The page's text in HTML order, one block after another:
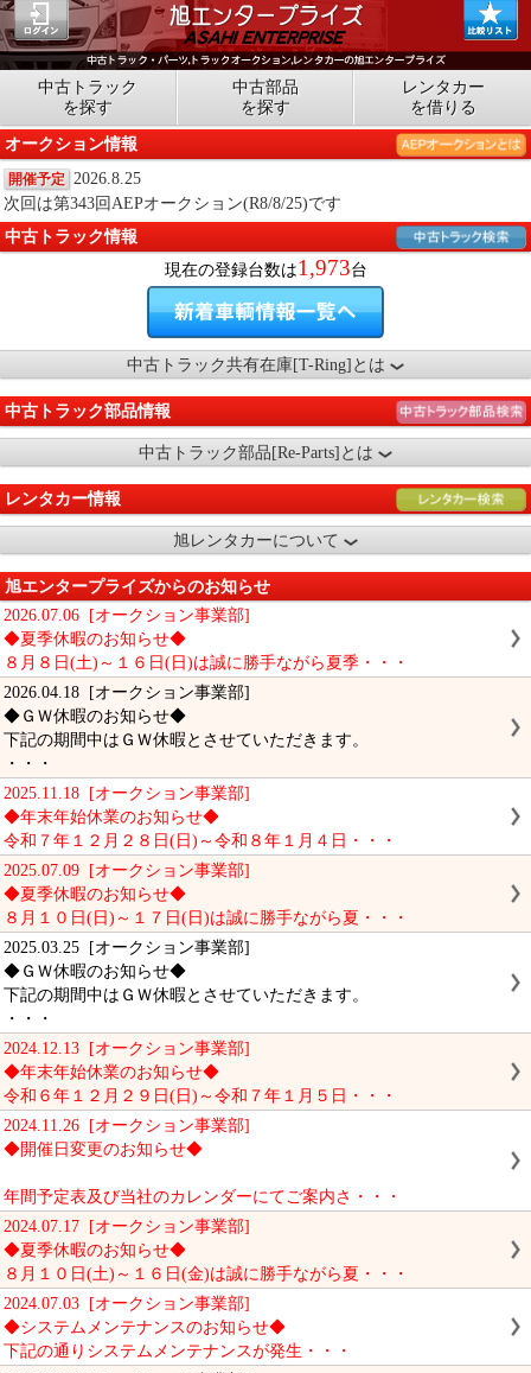
中古トラック
を探す
中古部品
を探す
レンタカー
を借りる
オークション情報
開催予定
2026.8.25
次回は第343回AEPオークション(R8/8/25)です
中古トラック情報
現在の登録台数は1,973台
中古トラック共有在庫[T-Ring]とは
中古トラック部品情報
中古トラック部品[Re-Parts]とは
レンタカー情報
旭レンタカーについて
旭エンタープライズからのお知らせ
2026.07.06 [オークション事業部]
◆夏季休暇のお知らせ◆
８月８日(土)～１６日(日)は誠に勝手ながら夏季・・・
2026.04.18 [オークション事業部]
◆ＧＷ休暇のお知らせ◆
下記の期間中はＧＷ休暇とさせていただきます。
・・・
2025.11.18 [オークション事業部]
◆年末年始休業のお知らせ◆
令和７年１２月２８日(日)～令和８年１月４日・・・
2025.07.09 [オークション事業部]
◆夏季休暇のお知らせ◆
８月１０日(日)～１７日(日)は誠に勝手ながら夏・・・
2025.03.25 [オークション事業部]
◆ＧＷ休暇のお知らせ◆
下記の期間中はＧＷ休暇とさせていただきます。
・・・
2024.12.13 [オークション事業部]
◆年末年始休業のお知らせ◆
令和６年１２月２９日(日)～令和７年１月５日・・・
2024.11.26 [オークション事業部]
◆開催日変更のお知らせ◆
年間予定表及び当社のカレンダーにてご案内さ・・・
2024.07.17 [オークション事業部]
◆夏季休暇のお知らせ◆
８月１０日(土)～１６日(金)は誠に勝手ながら夏・・・
2024.07.03 [オークション事業部]
◆システムメンテナンスのお知らせ◆
下記の通りシステムメンテナンスが発生・・・